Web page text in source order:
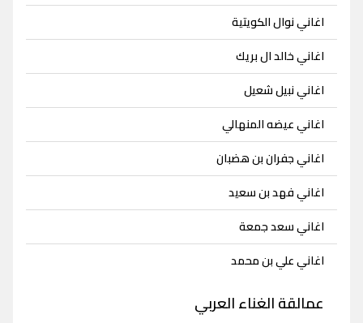
اغاني نوال الكويتية
اغاني خالد ال بريك
اغاني نبيل شعيل
اغاني عيضه المنهالي
اغاني جفران بن هضبان
اغاني فهد بن سعيد
اغاني سعد جمعة
اغاني علي بن محمد
عمالقة الغناء العربي